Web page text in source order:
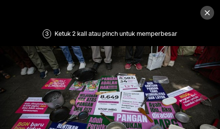
3 Ketuk 2 kali atau pinch untuk memperbesar